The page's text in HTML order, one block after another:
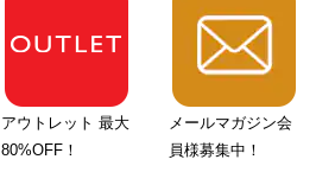
アウトレット 最大
80%OFF！
メールマガジン会
員様募集中！